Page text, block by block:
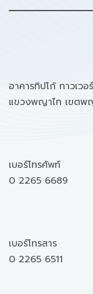
อาคารทิปโก้ ทาวเว
แขวงพญาไท เขตพ
เบอร์โทรศัพท์
0 2265 6689
เบอร์โทรสาร
0 2265 6511